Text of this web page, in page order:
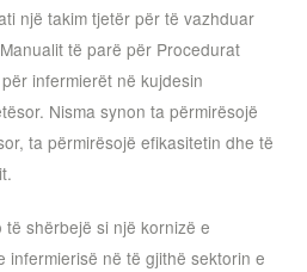
një takim tjetër për të vazhduar
të parë për Procedurat
infermierët në kujdesin
Nisma synon ta përmirësojë
ta përmirësojë efikasitetin dhe të
të shërbejë si një kornizë e
infermierisë në të gjithë sektorin e